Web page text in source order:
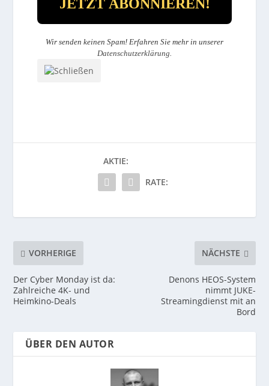
Wir senden keinen Spam! Erfahren Sie mehr in unserer
Datenschutzerklärung
AKTIE:
RATE:
VORHERIGE
Der Cyber Monday ist da:
Zahlreiche 4K- und
Heimkino-Deals
NÄCHSTE
Denons HEOS-System
nimmt JUKE-
Streamingdienst mit an
Bord
ÜBER DEN AUTOR